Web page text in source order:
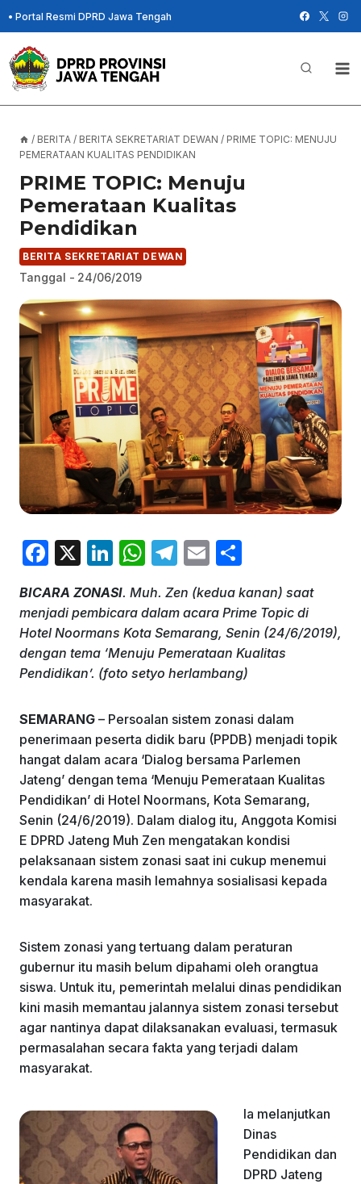
Skip
to
content
• Portal Resmi DPRD Jawa Tengah
/ BERITA / BERITA SEKRETARIAT DEWAN / PRIME TOPIC: MENUJU
PEMERATAAN KUALITAS PENDIDIKAN
PRIME TOPIC: Menuju
Pemerataan Kualitas
Pendidikan
BERITA SEKRETARIAT DEWAN
Tanggal - 24/06/2019
F
c
e
b
o
o
k
X
Li
k
e
dI
n
W
at
s
A
p
p
T
el
e
gr
a
m
E
ai
l
ar
e
BICARA ZONASI. Muh. Zen (kedua kanan) saat
menjadi pembicara dalam acara Prime Topic di
Hotel Noormans Kota Semarang, Senin (24/6/2019),
dengan tema ‘Menuju Pemerataan Kualitas
Pendidikan’. (foto setyo herlambang)
SEMARANG – Persoalan sistem zonasi dalam
penerimaan peserta didik baru (PPDB) menjadi topik
hangat dalam acara ‘Dialog bersama Parlemen
Jateng’ dengan tema ‘Menuju Pemerataan Kualitas
Pendidikan’ di Hotel Noormans, Kota Semarang,
Senin (24/6/2019). Dalam dialog itu, Anggota Komisi
E DPRD Jateng Muh Zen mengatakan kondisi
pelaksanaan sistem zonasi saat ini cukup menemui
kendala karena masih lemahnya sosialisasi kepada
masyarakat.
Sistem zonasi yang tertuang dalam peraturan
gubernur itu masih belum dipahami oleh orangtua
siswa. Untuk itu, pemerintah melalui dinas pendidikan
kini masih memantau jalannya sistem zonasi tersebut
agar nantinya dapat dilaksanakan evaluasi, termasuk
permasalahan secara fakta yang terjadi dalam
masyarakat.
Ia melanjutkan
Dinas
Pendidikan dan
DPRD Jateng